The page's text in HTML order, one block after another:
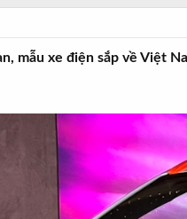
mẫu xe điện sắp về Việt